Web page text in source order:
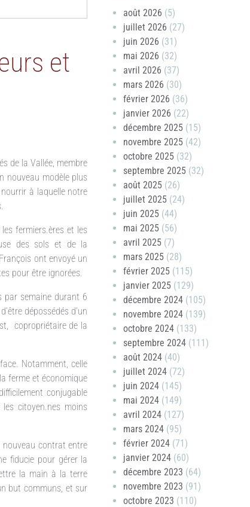
et
de la Vallée, membre
nouveau modèle plus
à laquelle notre
fermiers.ères et les
des sols et de la
ont envoyé un
pour être ignorées.
par semaine durant 6
dépossédés d’un
copropriétaire de la
Notamment, celle
ferme et économique
conjugable
citoyen.nes moins
contrat entre
fiducie pour gérer la
la main à la terre
but communs, et sur
août 2026 (5)
juillet 2026 (27)
juin 2026 (31)
mai 2026 (32)
avril 2026 (37)
mars 2026 (30)
février 2026 (36)
janvier 2026 (22)
décembre 2025 (15)
novembre 2025 (42)
octobre 2025 (32)
septembre 2025 (32)
août 2025 (26)
juillet 2025 (24)
juin 2025 (44)
mai 2025 (56)
avril 2025 (7)
mars 2025 (28)
février 2025 (115)
janvier 2025 (129)
décembre 2024 (105)
novembre 2024 (139)
octobre 2024 (133)
septembre 2024 (111)
août 2024 (40)
juillet 2024 (72)
juin 2024 (145)
mai 2024 (149)
avril 2024 (127)
mars 2024 (95)
février 2024 (71)
janvier 2024 (60)
décembre 2023 (64)
novembre 2023 (91)
octobre 2023 (110)